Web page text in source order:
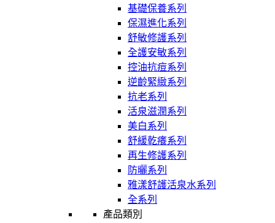
基礎保養系列
保濕進化系列
舒敏修護系列
全護安敏系列
控油抗痘系列
逆齡緊緻系列
抗老系列
活泉滋潤系列
美白系列
舒緩乾癢系列
再生修護系列
防曬系列
雅漾舒護活泉水系列
全系列
產品類別